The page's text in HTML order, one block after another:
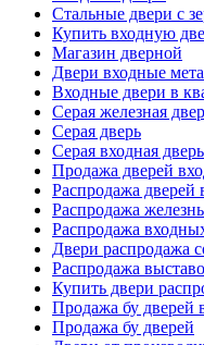
Стальные двери с
Купить входную
Магазин дверной
Двери входные
Входные двери в
Серая железная
Серая дверь
Серая входная дверь
Продажа дверей
Распродажа дверей
Распродажа
Распродажа
Двери распродажа
Распродажа
Купить двери
Продажа бу дверей
Продажа бу дверей